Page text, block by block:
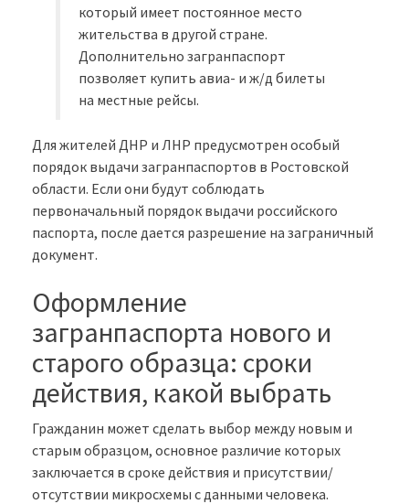
который имеет постоянное место
жительства в другой стране.
Дополнительно загранпаспорт
позволяет купить авиа- и ж/д билеты
на местные рейсы.
Для жителей ДНР и ЛНР предусмотрен особый
порядок выдачи загранпаспортов в Ростовской
области. Если они будут соблюдать
первоначальный порядок выдачи российского
паспорта, после дается разрешение на заграничный
документ.
Оформление
загранпаспорта нового и
старого образца: сроки
действия, какой выбрать
Гражданин может сделать выбор между новым и
старым образцом, основное различие которых
заключается в сроке действия и присутствии/
отсутствии микросхемы с данными человека.